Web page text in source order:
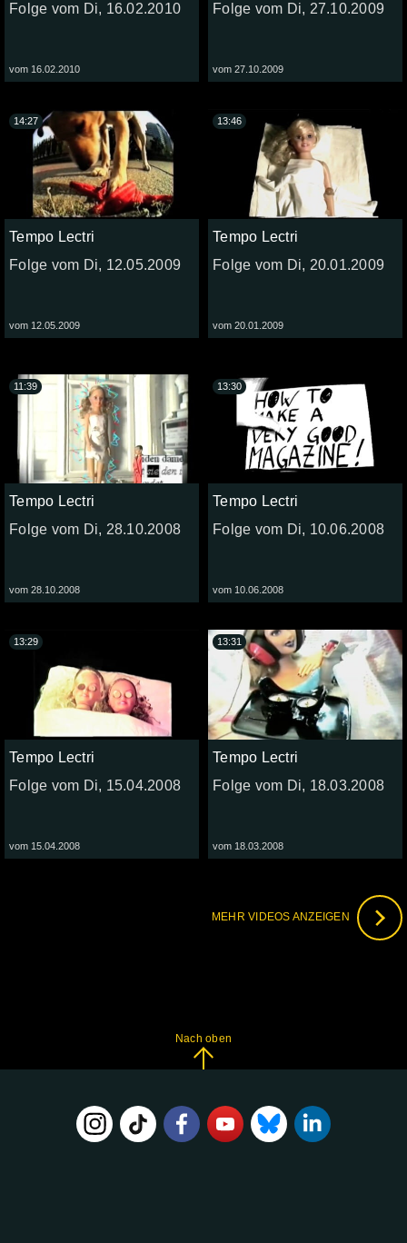
Folge vom Di, 16.02.2010
vom 16.02.2010
Folge vom Di, 27.10.2009
vom 27.10.2009
Tempo Lectri
Folge vom Di, 12.05.2009
vom 12.05.2009
14:27
Tempo Lectri
Folge vom Di, 20.01.2009
vom 20.01.2009
13:46
Tempo Lectri
Folge vom Di, 28.10.2008
vom 28.10.2008
11:39
Tempo Lectri
Folge vom Di, 10.06.2008
vom 10.06.2008
13:30
Tempo Lectri
Folge vom Di, 15.04.2008
vom 15.04.2008
13:29
Tempo Lectri
Folge vom Di, 18.03.2008
vom 18.03.2008
13:31
MEHR VIDEOS ANZEIGEN
Nach oben